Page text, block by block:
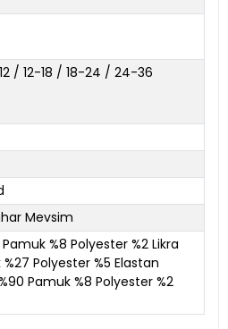
/ 12-18 / 18-24 / 24-36
Mevsim
%8 Polyester %2 Likra
Polyester %5 Elastan
Pamuk %8 Polyester %2